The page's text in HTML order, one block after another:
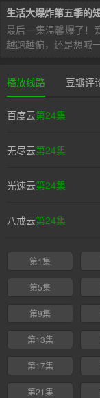
生活大爆炸第五季的
最后一集温馨爆了！
越跑越偏，还是想喊
播放线路 豆瓣评
百度云第24集
无尽云第24集
光速云第24集
八戒云第24集
第1集
第5集
第9集
第13集
第17集
第21集